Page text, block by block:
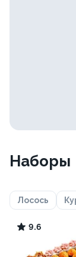
Наборы
Лосось
9.6